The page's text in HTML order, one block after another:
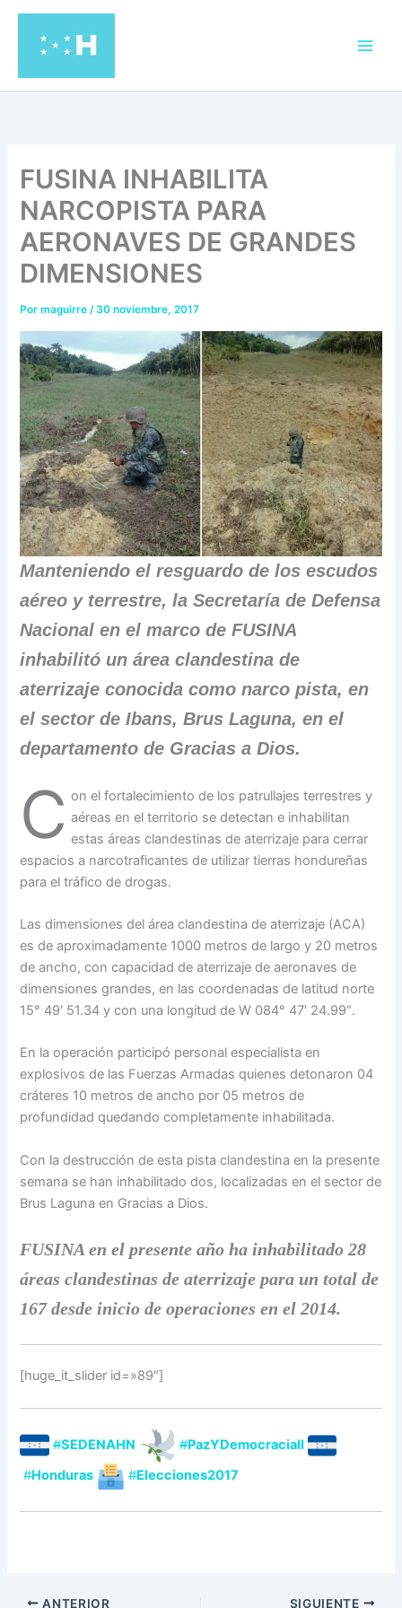
contenido
FUSINA INHABILITA
NARCOPISTA PARA
AERONAVES DE GRANDES
DIMENSIONES
Pormaguirre/30 noviembre, 2017
Manteniendo el resguardo de los escudos
aéreo y terrestre, la Secretaría de Defensa
Nacional en el marco de FUSINA
inhabilitó un área clandestina de
aterrizaje conocida como narco pista, en
el sector de Ibans, Brus Laguna, en el
departamento de Gracias a Dios.
C on el fortalecimiento de los patrullajes terrestres y
aéreas en el territorio se detectan e inhabilitan
estas áreas clandestinas de aterrizaje para cerrar
espacios a narcotraficantes de utilizar tierras hondureñas
para el tráfico de drogas.
Las dimensiones del área clandestina de aterrizaje (ACA)
es de aproximadamente 1000 metros de largo y 20 metros
de ancho, con capacidad de aterrizaje de aeronaves de
dimensiones grandes, en las coordenadas de latitud norte
15° 49′ 51.34 y con una longitud de W 084° 47′ 24.99″.
En la operación participó personal especialista en
explosivos de las Fuerzas Armadas quienes detonaron 04
cráteres 10 metros de ancho por 05 metros de
profundidad quedando completamente inhabilitada.
Con la destrucción de esta pista clandestina en la presente
semana se han inhabilitado dos, localizadas en el sector de
Brus Laguna en Gracias a Dios.
FUSINA en el presente año ha inhabilitado 28
áreas clandestinas de aterrizaje para un total de
167 desde inicio de operaciones en el 2014.
[huge_it_slider id=»89″]
#SEDENAHN #PazYDemocraciaII
#Honduras #Elecciones2017
ANTERIOR SIGUIENTE